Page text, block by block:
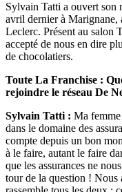
Sylvain Tatti a ouvert son
avril dernier à Marignane,
Leclerc. Présent au salon
accepté de nous en dire
de chocolatiers.
Toute La Franchise :
rejoindre le réseau De
Sylvain Tatti : Ma
dans le domaine des
compte depuis un bon
à le faire, autant le faire
que les assurances ne
tour de la question ! Nous